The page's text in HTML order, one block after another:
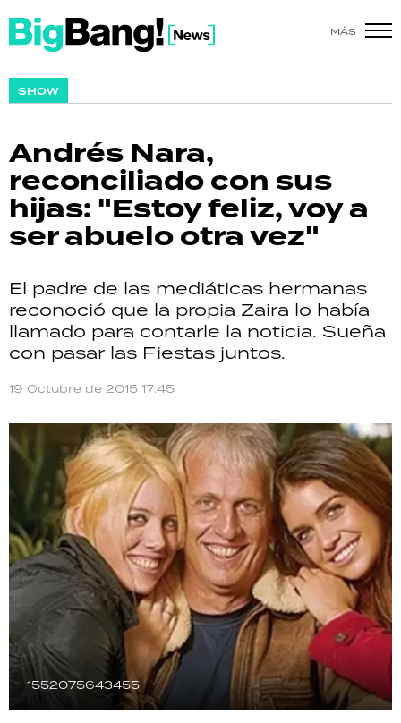
MÁS
SHOW
Andrés Nara,
reconciliado con sus
hijas: "Estoy feliz, voy a
ser abuelo otra vez"
El padre de las mediáticas hermanas
reconoció que la propia Zaira lo había
llamado para contarle la noticia. Sueña
con pasar las Fiestas juntos.
19 Octubre de 2015 17:45
1552075643455
SHOW
ACTUALIDAD
POLICIALES
ECONOMÍA
GRAN HERMANO
SALUD
DEPORTES
TECNOLOGÍA
RECETAS
PALABRAS
HORÓSCOPO
Seguinos